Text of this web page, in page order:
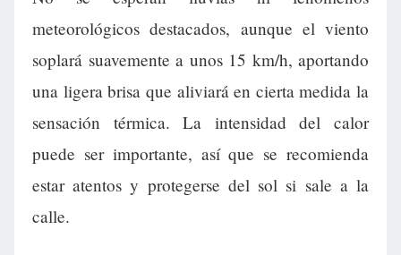
meteorológicos destacados, aunque el viento
soplará suavemente a unos 15 km/h, aportando
una ligera brisa que aliviará en cierta medida la
sensación térmica. La intensidad del calor
puede ser importante, así que se recomienda
estar atentos y protegerse del sol si sale a la
calle.